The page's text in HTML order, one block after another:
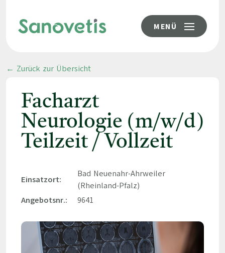
MENÜ
← Zurück zur Übersicht
Facharzt
Neurologie (m/w/d)
Teilzeit / Vollzeit
Einsatzort:
Bad Neuenahr-Ahrweiler
(Rheinland-Pfalz)
Angebotsnr.:
9641